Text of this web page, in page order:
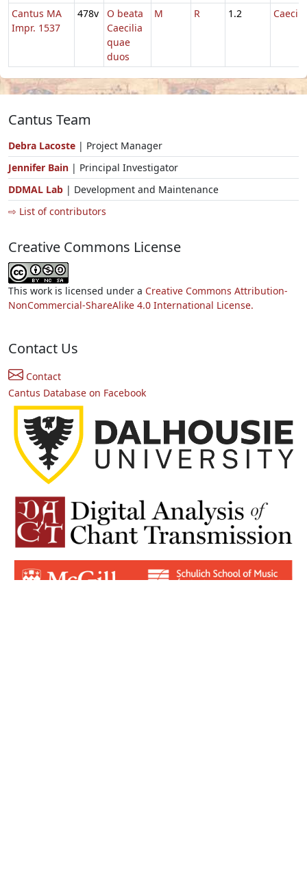
Cantus MA
Impr. 1537
478v
O beata
Caecilia
quae
duos
M R 1.2
Cantus Team
Debra Lacoste | Project Manager
Jennifer Bain | Principal Investigator
DDMAL Lab | Development and Maintenance
⇨ List of contributors
Creative Commons License
This work is licensed under a Creative Commons Attribution-
NonCommercial-ShareAlike 4.0 International License.
Contact Us
Contact
Cantus Database on Facebook